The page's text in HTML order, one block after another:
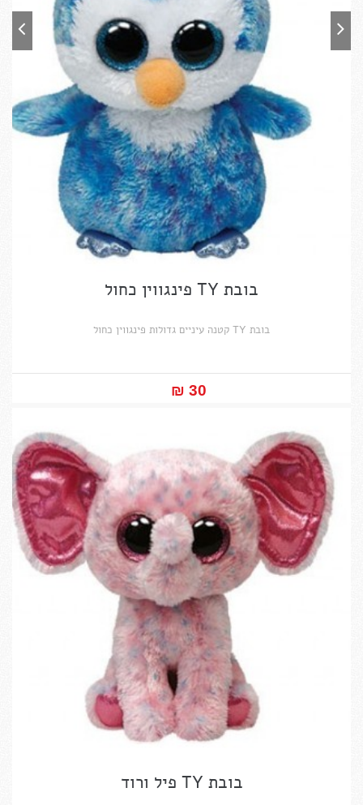
בובת TY פינגווין כחול
בובת TY קטנה עיניים גדולות פינגווין כחול
30 ₪‎
בובת TY פיל ורוד